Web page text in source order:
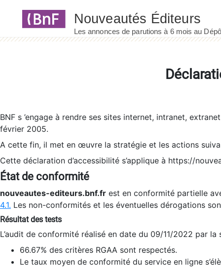
BNF s ’engage à rendre ses sites internet, intranet,
février 2005.
A cette fin, il met en œuvre la stratégie et les actions
Cette déclaration d’accessibilité s’applique à https://
État de conformité
nouveautes-editeurs.bnf.fr est en conformité partielle
4.1. Les non-conformités et les éventuelles dérogations
Résultat des tests
L’audit de conformité réalisé en date du 09/11/2022 par
66.67% des critères RGAA sont respectés.
Le taux moyen de conformité du service en ligne